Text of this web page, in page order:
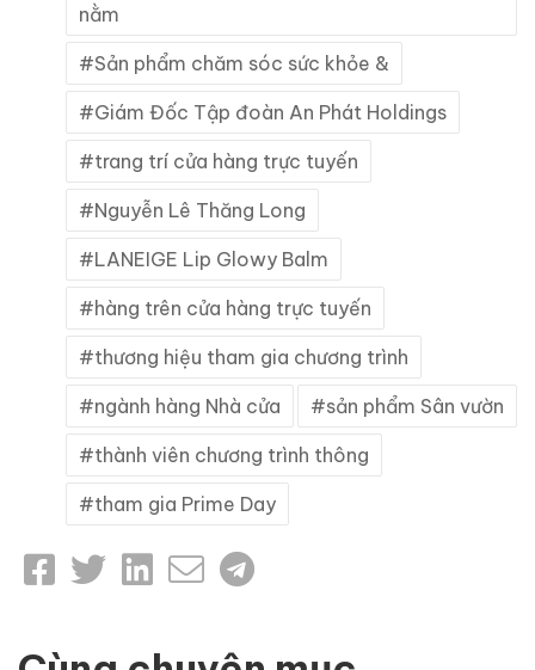
nằm
Sản phẩm chăm sóc sức khỏe &
Giám Đốc Tập đoàn An Phát Holdings
trang trí cửa hàng trực tuyến
Nguyễn Lê Thăng Long
LANEIGE Lip Glowy Balm
hàng trên cửa hàng trực tuyến
thương hiệu tham gia chương trình
ngành hàng Nhà cửa sản phẩm Sân vườn
thành viên chương trình thông
tham gia Prime Day